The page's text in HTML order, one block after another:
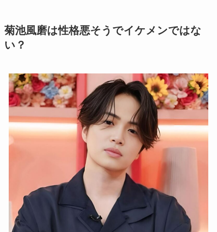
菊池風磨は性格悪そうでイケメンではな
い？